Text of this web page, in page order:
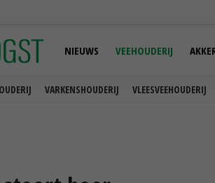
VARKENSHOUDERIJ VLEESVEEHOUDERIJ
NIEUWS VEEHOUDERIJ